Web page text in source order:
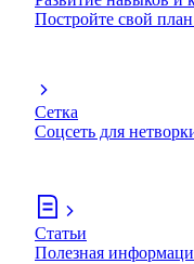
Постройте свой
Сетка
Соцсеть для
Статьи
Полезная